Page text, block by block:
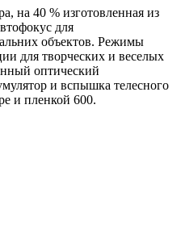
на 40 % изготовленная из
для
объектов. Режимы
для творческих и веселых
оптический
и вспышка телесного
и пленкой 600.